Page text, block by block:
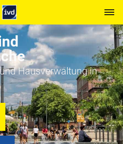
Hausverwaltung in